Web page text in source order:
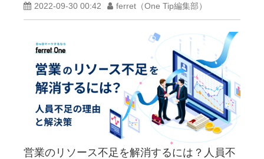
2022-09-30 00:42 ferret（One Tip編集部）
営業のリソース不足を解消するには？人員不